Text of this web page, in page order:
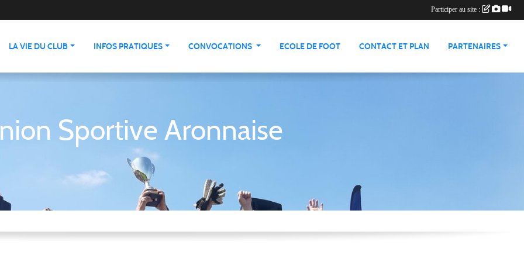
LA VIE DU CLUB INFOS PRATIQUES CONVOCATIONS ECOLE DE FOOT CONTACT ET PLAN PARTENAIRES
Sportive Aronnaise
Participer au site :